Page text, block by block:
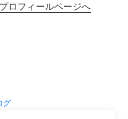
ロフィールページへ
グ